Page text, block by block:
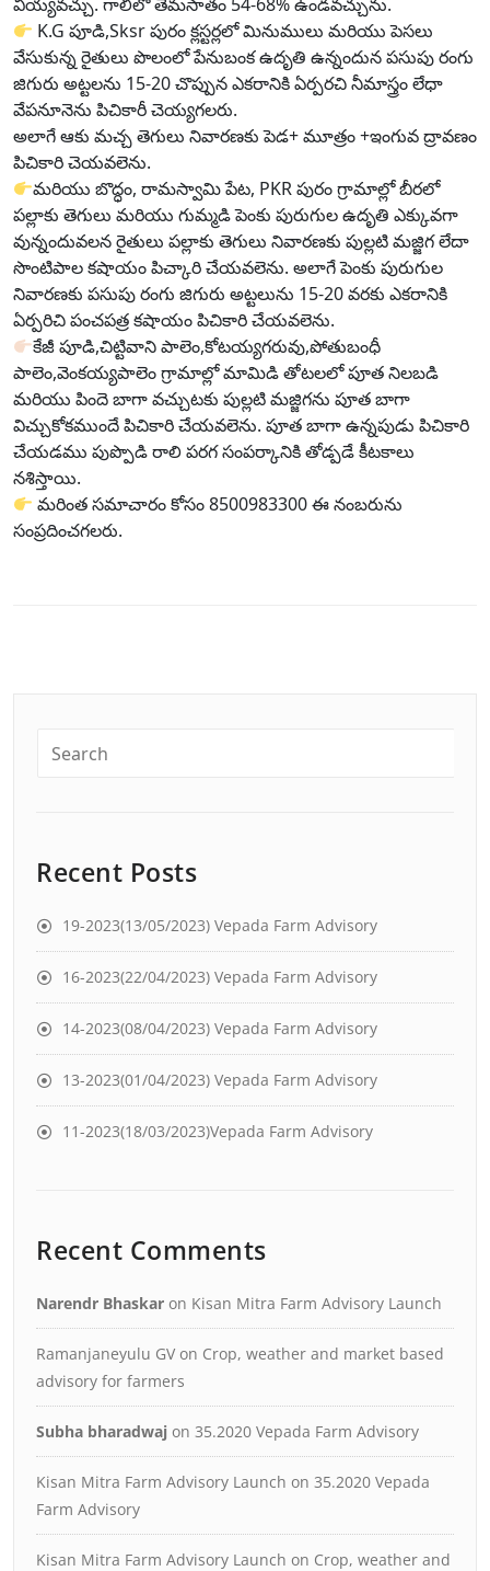
K.G పూడి,Sksr పురం క్లస్టర్లలో మినుములు మరియు పెసలు
వేసుకున్న రైతులు పొలంలో పేనుబంక ఉదృతి ఉన్నందున పసుపు రంగు
జిగురు అట్టలను 15-20 చొప్పున ఎకరానికి ఏర్పరచి నీమాస్త్రం లేధా
వేపనూనెను పిచికారీ చెయ్యగలరు.
అలాగే ఆకు మచ్చ తెగులు నివారణకు పెడ+ మూత్రం +ఇంగువ ద్రావణం
పిచికారి చెయవలెను.
మరియు బొద్ధం, రామస్వామి పేట, PKR పురం గ్రామాల్లో బీరలో
పల్లాకు తెగులు మరియు గుమ్మడి పెంకు పురుగుల ఉదృతి ఎక్కువగా
వున్నందువలన రైతులు పల్లాకు తెగులు నివారణకు పుల్లటి మజ్జిగ లేదా
సొంటిపాల కషాయం పిచ్కారి చేయవలెను. అలాగే పెంకు పురుగుల
నివారణకు పసుపు రంగు జిగురు అట్టలును 15-20 వరకు ఎకరానికి
ఏర్పరిచి పంచపత్ర కషాయం పిచికారి చేయవలెను.
కేజీ పూడి,చిట్టివాని పాలెం,కోటయ్యగరువు,పోతుబంధీ
పాలెం,వెంకయ్యపాలెం గ్రామాల్లో మామిడి తోటలలో పూత నిలబడి
మరియు పిందె బాగా వచ్చుటకు పుల్లటి మజ్జిగను పూత బాగా
విచ్చుకోకముందే పిచికారి చేయవలెను. పూత బాగా ఉన్నపుడు పిచికారి
చేయడము పుప్పొడి రాలి పరగ సంపర్కానికి తోడ్పడే కీటకాలు
నశిస్తాయి.
మరింత సమాచారం కోసం 8500983300 ఈ నంబరును
సంప్రదించగలరు.
Recent Posts
19-2023(13/05/2023) Vepada Farm Advisory
16-2023(22/04/2023) Vepada Farm Advisory
14-2023(08/04/2023) Vepada Farm Advisory
13-2023(01/04/2023) Vepada Farm Advisory
11-2023(18/03/2023)Vepada Farm Advisory
Recent Comments
Narendr Bhaskar on Kisan Mitra Farm Advisory Launch
Ramanjaneyulu GV on Crop, weather and market based
advisory for farmers
Subha bharadwaj on 35.2020 Vepada Farm Advisory
Kisan Mitra Farm Advisory Launch on 35.2020 Vepada
Farm Advisory
Kisan Mitra Farm Advisory Launch on Crop, weather and